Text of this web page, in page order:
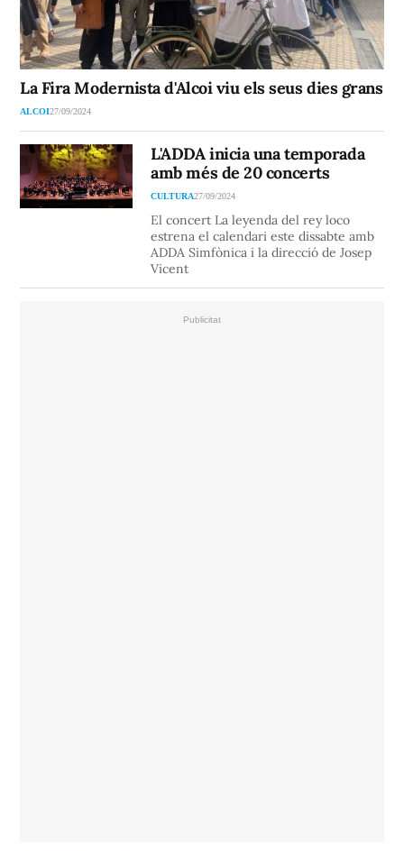
La Fira Modernista d'Alcoi viu els seus dies grans
ALCOI27/09/2024
L'ADDA inicia una temporada
amb més de 20 concerts
CULTURA27/09/2024
El concert La leyenda del rey loco
estrena el calendari este dissabte amb
ADDA Simfònica i la direcció de Josep
Vicent